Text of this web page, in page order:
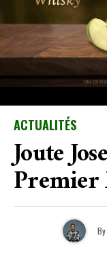
ACTUALITÉS
Joute
By